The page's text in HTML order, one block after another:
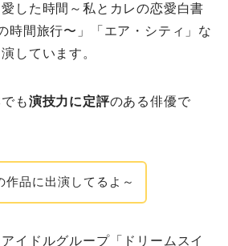
した時間～私とカレの恋愛白書
時間旅行〜」「エア・シティ」な
しています。
も演技力に定評のある俳優で
作品に出演してるよ～
イドルグループ「ドリームスイ